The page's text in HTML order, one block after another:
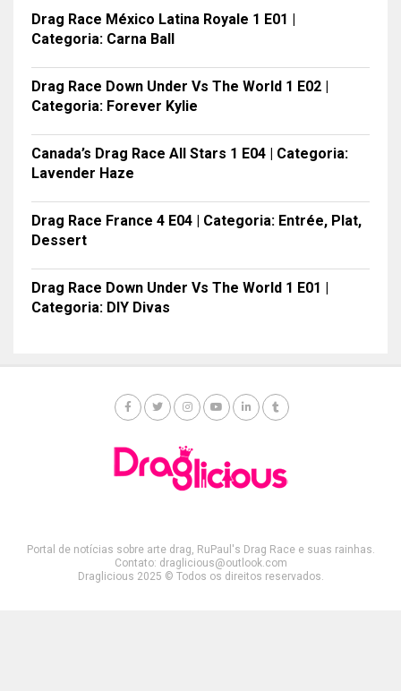
Drag Race México Latina Royale 1 E01 |
Categoria: Carna Ball
Drag Race Down Under Vs The World 1 E02 |
Categoria: Forever Kylie
Canada’s Drag Race All Stars 1 E04 | Categoria:
Lavender Haze
Drag Race France 4 E04 | Categoria: Entrée, Plat,
Dessert
Drag Race Down Under Vs The World 1 E01 |
Categoria: DIY Divas
Portal de notícias sobre arte drag, RuPaul's Drag Race e suas rainhas.
Contato: draglicious@outlook.com
Draglicious 2025 © Todos os direitos reservados.